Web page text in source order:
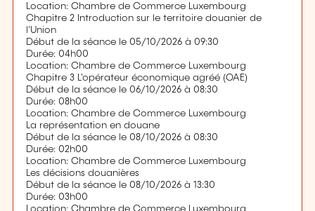
Location: Chambre de Commerce Luxembourg
Chapitre 2 Introduction sur le territoire douanier de
l'Union
Début de la séance le 05/10/2026 à 09:30
Durée: 04h00
Location: Chambre de Commerce Luxembourg
Chapitre 3 L'opérateur économique agréé (OAE)
Début de la séance le 06/10/2026 à 08:30
Durée: 08h00
Location: Chambre de Commerce Luxembourg
La représentation en douane
Début de la séance le 08/10/2026 à 08:30
Durée: 02h00
Location: Chambre de Commerce Luxembourg
Les décisions douanières
Début de la séance le 08/10/2026 à 13:30
Durée: 03h00
Location: Chambre de Commerce Luxembourg